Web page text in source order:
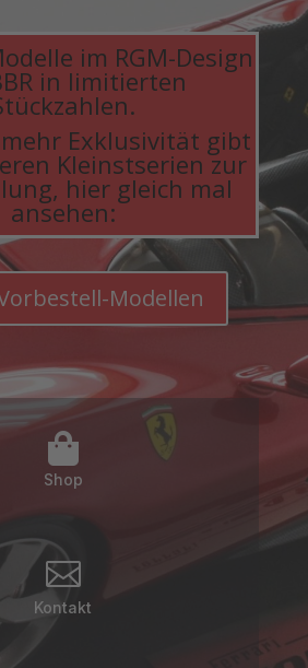
im RGM-Design
in limitierten
Exklusivität gibt
Kleinstserien zur
hier gleich mal
ansehen:
Modellen

Shop

Kontakt